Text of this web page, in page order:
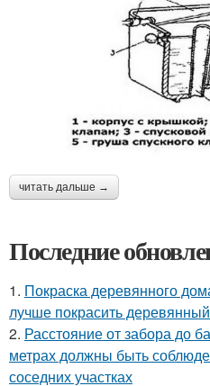
читать дальше →
Последние
1. Покраска деревянного
лучше покрасить
2. Расстояние от забора до
метрах должны быть
соседних участках